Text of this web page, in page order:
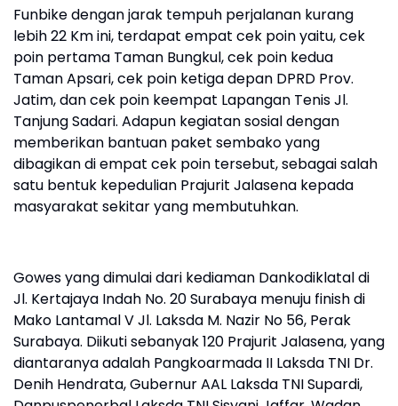
Funbike dengan jarak tempuh perjalanan kurang
lebih 22 Km ini, terdapat empat cek poin yaitu, cek
poin pertama Taman Bungkul, cek poin kedua
Taman Apsari, cek poin ketiga depan DPRD Prov.
Jatim, dan cek poin keempat Lapangan Tenis Jl.
Tanjung Sadari. Adapun kegiatan sosial dengan
memberikan bantuan paket sembako yang
dibagikan di empat cek poin tersebut, sebagai salah
satu bentuk kepedulian Prajurit Jalasena kepada
masyarakat sekitar yang membutuhkan.
Gowes yang dimulai dari kediaman Dankodiklatal di
Jl. Kertajaya Indah No. 20 Surabaya menuju finish di
Mako Lantamal V Jl. Laksda M. Nazir No 56, Perak
Surabaya. Diikuti sebanyak 120 Prajurit Jalasena, yang
diantaranya adalah Pangkoarmada II Laksda TNI Dr.
Denih Hendrata, Gubernur AAL Laksda TNI Supardi,